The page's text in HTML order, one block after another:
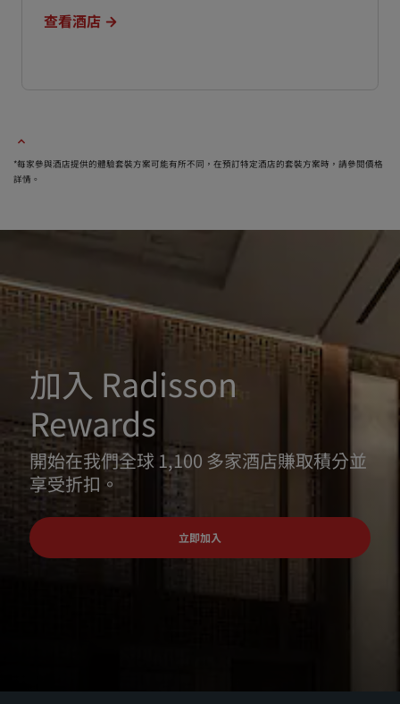
查看酒店
*每家參與酒店提供的體驗套裝方案可能有所不同，在預訂特定酒店的套裝方案時，請參閱價格
詳情。
加入 Radisson
Rewards
開始在我們全球 1,100 多家酒店賺取積分並
享受折扣。
立即加入